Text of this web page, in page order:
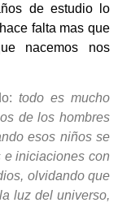
de estudio lo
falta mas que
nacemos nos
todo es mucho
de los hombres
esos niños se
e iniciaciones con
olvidando que
luz del universo,